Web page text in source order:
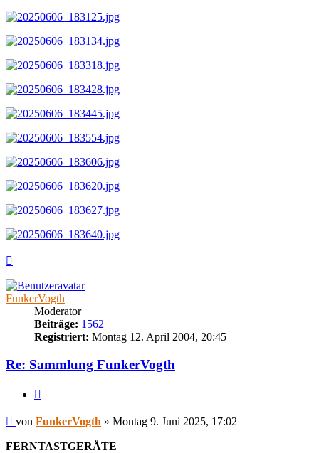
FunkerVogth
Moderator
Beiträge: 1562
Registriert: Montag 12. April 2004, 20:45
Re: Sammlung FunkerVogth
Beitrag
von FunkerVogth » Montag 9. Juni 2025, 17:02
FERNTASTGERÄTE